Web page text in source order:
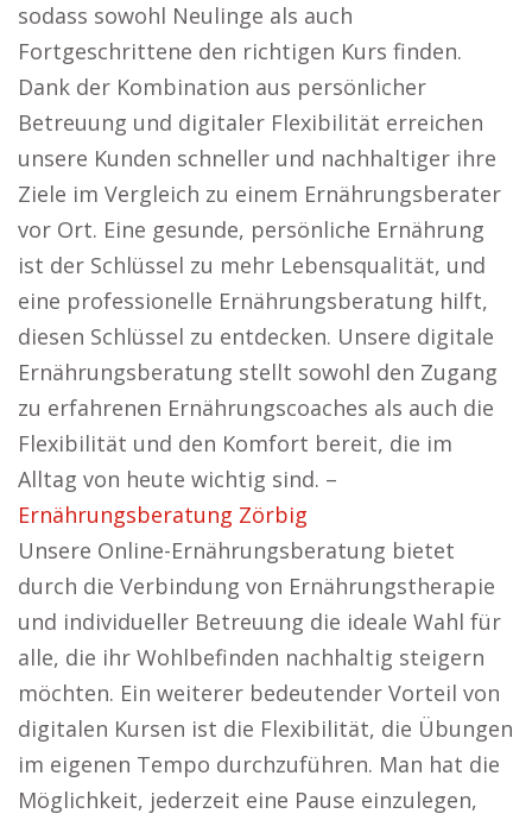
sodass sowohl Neulinge als auch
Fortgeschrittene den richtigen Kurs finden.
Dank der Kombination aus persönlicher
Betreuung und digitaler Flexibilität erreichen
unsere Kunden schneller und nachhaltiger ihre
Ziele im Vergleich zu einem Ernährungsberater
vor Ort. Eine gesunde, persönliche Ernährung
ist der Schlüssel zu mehr Lebensqualität, und
eine professionelle Ernährungsberatung hilft,
diesen Schlüssel zu entdecken. Unsere digitale
Ernährungsberatung stellt sowohl den Zugang
zu erfahrenen Ernährungscoaches als auch die
Flexibilität und den Komfort bereit, die im
Alltag von heute wichtig sind. –
Ernährungsberatung Zörbig
Unsere Online-Ernährungsberatung bietet
durch die Verbindung von Ernährungstherapie
und individueller Betreuung die ideale Wahl für
alle, die ihr Wohlbefinden nachhaltig steigern
möchten. Ein weiterer bedeutender Vorteil von
digitalen Kursen ist die Flexibilität, die Übungen
im eigenen Tempo durchzuführen. Man hat die
Möglichkeit, jederzeit eine Pause einzulegen,